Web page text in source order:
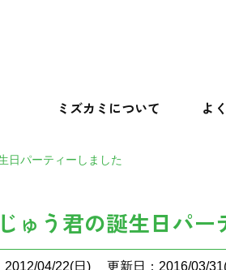
ミズカミについて よ
日パーティーしました
ゅう君の誕生日パー
2012/04/22(日) 更新日：2016/03/